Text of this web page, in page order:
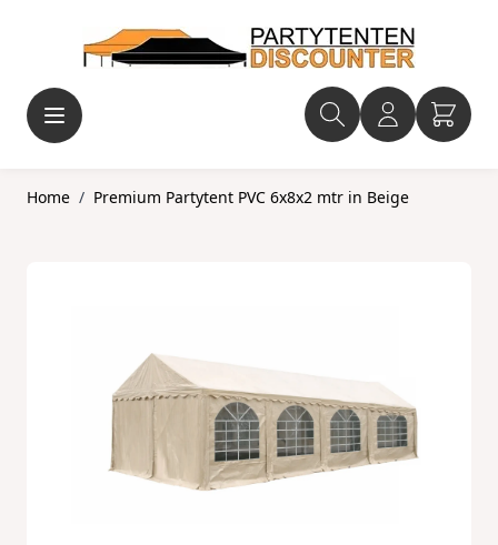
Home / Premium Partytent PVC 6x8x2 mtr in Beige